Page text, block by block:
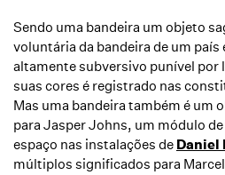
Sendo uma bandeira um objeto
voluntária da bandeira de um país
altamente subversivo punível por
suas cores é registrado nas
Mas uma bandeira também é um
para Jasper Johns, um módulo
espaço nas instalações de Daniel
múltiplos significados para